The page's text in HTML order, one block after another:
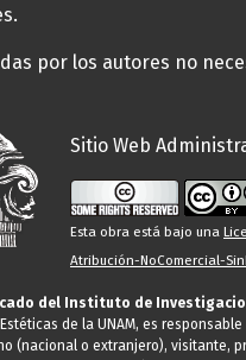
por los autores no
Sitio Web
Esta obra está bajo una
Atribución-NoComercial-
del Instituto de
de la UNAM, es
(nacional o extranjero), visitante,